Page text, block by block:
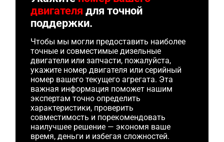
двигателя для точной
поддержки.
Чтобы мы могли предоставить наиболее
точные и совместимые дизельные
двигатели или запчасти, пожалуйста,
укажите номер двигателя или серийный
номер вашего текущего агрегата. Эта
важная информация поможет нашим
экспертам точно определить
характеристики, проверить
совместимость и порекомендовать
наилучшее решение — экономя ваше
время, деньги и избегая сложностей.